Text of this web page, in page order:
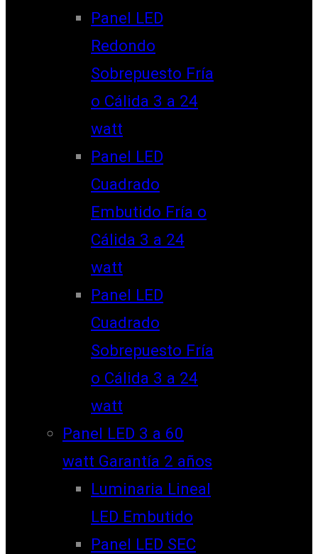
Panel LED
Redondo
Sobrepuesto Fría
o Cálida 3 a 24
watt
Panel LED
Cuadrado
Embutido Fría o
Cálida 3 a 24
watt
Panel LED
Cuadrado
Sobrepuesto Fría
o Cálida 3 a 24
watt
Panel LED 3 a 60
watt Garantía 2 años
Luminaria Lineal
LED Embutido
Panel LED SEC